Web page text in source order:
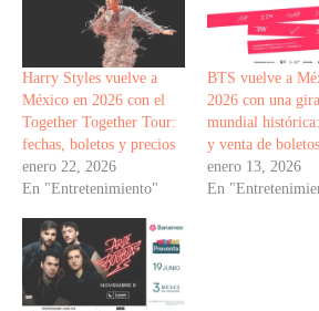
Harry Styles vuelve a
México en 2026 con el
Together Together Tour:
fechas, boletos y precios
enero 22, 2026
En "Entretenimiento"
BTS vuelve a
2026 con una gira
mundial
y venta de boletos
enero 13, 2026
En